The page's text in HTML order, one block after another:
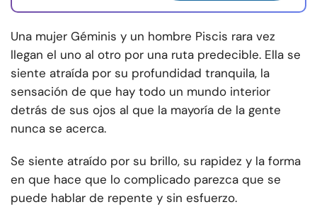
Una mujer Géminis y un hombre Piscis rara vez
llegan el uno al otro por una ruta predecible. Ella se
siente atraída por su profundidad tranquila, la
sensación de que hay todo un mundo interior
detrás de sus ojos al que la mayoría de la gente
nunca se acerca.
Se siente atraído por su brillo, su rapidez y la forma
en que hace que lo complicado parezca que se
puede hablar de repente y sin esfuerzo.